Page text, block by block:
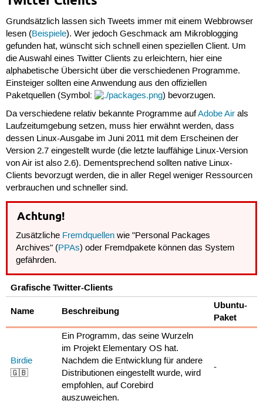
Grundsätzlich lassen sich Tweets immer mit einem Webbrowser
lesen (Beispiele). Wer jedoch Geschmack am Mikroblogging
gefunden hat, wünscht sich schnell einen speziellen Client. Um
die Auswahl eines Twitter Clients zu erleichtern, hier eine
alphabetische Übersicht über die verschiedenen Programme.
Einsteiger sollten eine Anwendung aus den offiziellen
Paketquellen (Symbol:
) bevorzugen.
Da verschiedene relativ bekannte Programme aufAdobe Airals
Laufzeitumgebung setzen, muss hier erwähnt werden, dass
dessen Linux-Ausgabe im Juni 2011 mit dem Erscheinen der
Version 2.7 eingestellt wurde (die letzte lauffähige Linux-Version
von Air ist also 2.6). Dementsprechend sollten native Linux-
Clients bevorzugt werden, die in aller Regel weniger Ressourcen
verbrauchen und schneller sind.
Achtung!
Zusätzliche Fremdquellen wie "Personal Packages
Archives" (PPAs) oder Fremdpakete können das System
gefährden.
Grafische Twitter-Clients
Name
Beschreibung
Ubuntu-
Paket
Birdie
🇬🇧
Ein Programm, das seine Wurzeln
im Projekt Elementary OS hat.
Nachdem die Entwicklung für andere
Distributionen eingestellt wurde, wird
empfohlen, auf Corebird
auszuweichen.
-